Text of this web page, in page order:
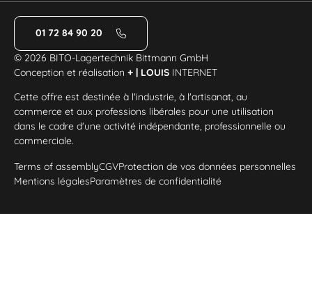
01 72 84 90 20
© 2026 BITO-Lagertechnik Bittmann GmbH
Conception et réalisation+ | LOUIS INTERNET
Cette offre est destinée à l'industrie, à l'artisanat, au
commerce et aux professions libérales pour une utilisation
dans le cadre d'une activité indépendante, professionnelle ou
commerciale.
Terms of assemblyCGVProtection de vos données personnelles
Mentions légalesParamètres de confidentialité